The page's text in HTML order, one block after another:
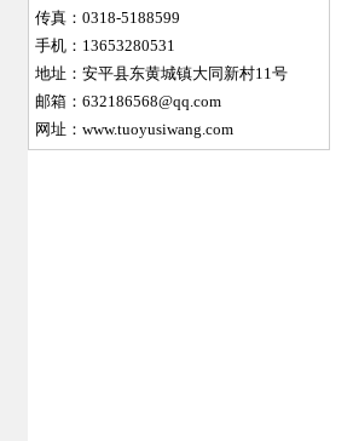
传真：0318-5188599
手机：13653280531
地址：安平县东黄城镇大同新村11号
邮箱：632186568@qq.com
网址：www.tuoyusiwang.com